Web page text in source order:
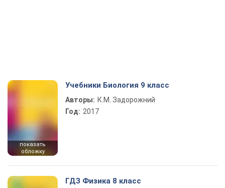
показать
обложку
Учебники Биология 9 класс
Авторы: К.М. Задорожний
Год: 2017
ГДЗ Физика 8 класс